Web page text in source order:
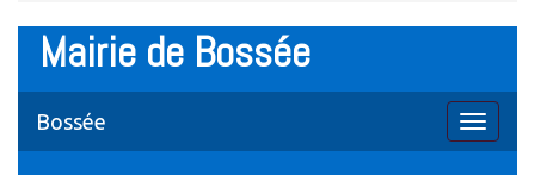
Mairie de Bossée
Toggle
Bossée